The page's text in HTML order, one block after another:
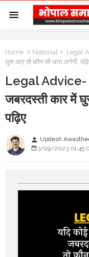
Home National
Legal
घुस आए तो कौन सी धारा लगेगी,
Legal Advice-
जबरदस्ती कार में
पढ़िए
person Updesh
3/09/2023